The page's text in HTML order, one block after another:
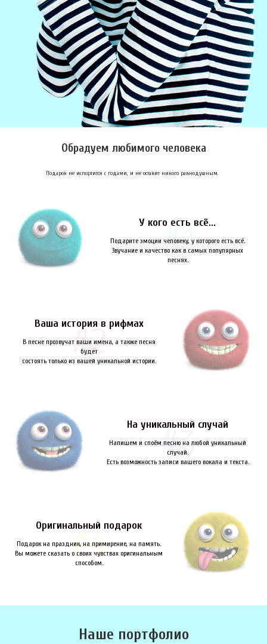
Обрадуем любимого человека
Подарок не испортится с годами, и не оставит никого равнодушным.
У кого есть всё...
Подарите эмоции человеку, у которого есть всё.
Звучание и качество как в самых популярных
песнях.
Ваша история в рифмах
В песне прозвучат ваши имена, а также песня
будет
состоять только из вашей уникальной истории.
На уникальный случай
Напишем и споём песню на любой уникальный
случай.
Есть возможность записи вашего вокала и текста.
Оригинальный подарок
Подарок на праздник, на примирение, на память.
Вы можете сказать о своих чувствах оригинальным
способом.
Наше портфолио